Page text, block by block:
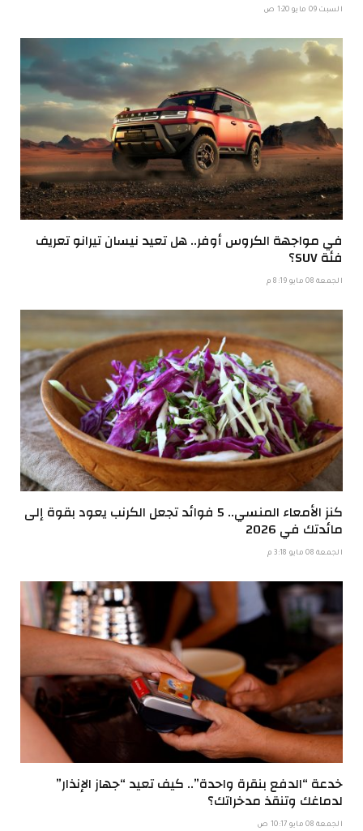
السبت 09 مايو 1:20 ص
في مواجهة الكروس أوفر.. هل تعيد نيسان تيرانو تعريف
فئة SUV؟
الجمعة 08 مايو 8:19 م
كنز الأمعاء المنسي.. 5 فوائد تجعل الكرنب يعود بقوة إلى
مائدتك في 2026
الجمعة 08 مايو 3:18 م
خدعة “الدفع بنقرة واحدة”.. كيف تعيد “جهاز الإنذار”
لدماغك وتنقذ مدخراتك؟
الجمعة 08 مايو 10:17 ص